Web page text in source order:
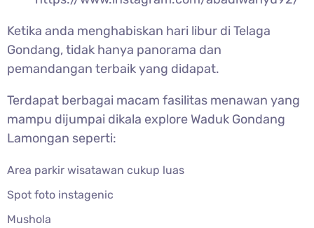
Ketika anda menghabiskan hari libur di Telaga
Gondang, tidak hanya panorama dan
pemandangan terbaik yang didapat.
Terdapat berbagai macam fasilitas menawan yang
mampu dijumpai dikala explore Waduk Gondang
Lamongan seperti:
Area parkir wisatawan cukup luas
Spot foto instagenic
Mushola